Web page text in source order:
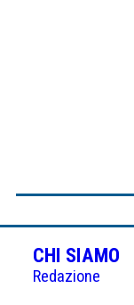
CHI SIAMO
Redazione